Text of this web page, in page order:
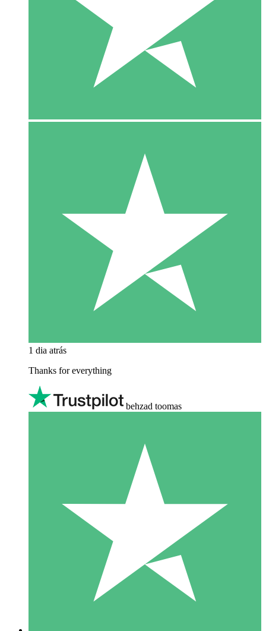
1 dia atrás
Thanks for everything
behzad toomas